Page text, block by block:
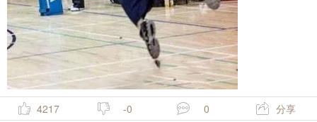
4217 -0 0 分享